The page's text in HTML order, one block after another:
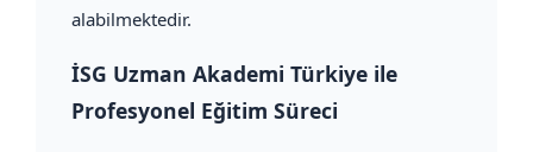
alabilmektedir.
İSG Uzman Akademi Türkiye ile
Profesyonel Eğitim Süreci